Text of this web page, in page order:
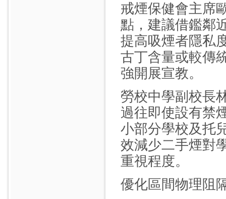
戒煙保健會主席
點，建議借鑑鄰
提高吸煙者隱私
古丁含量或較傳
強開展宣教。
勞校中學副校長
過往即使設有禁
小部分學校及托
效減少二手煙對
重視程度。
優化區間物理阻